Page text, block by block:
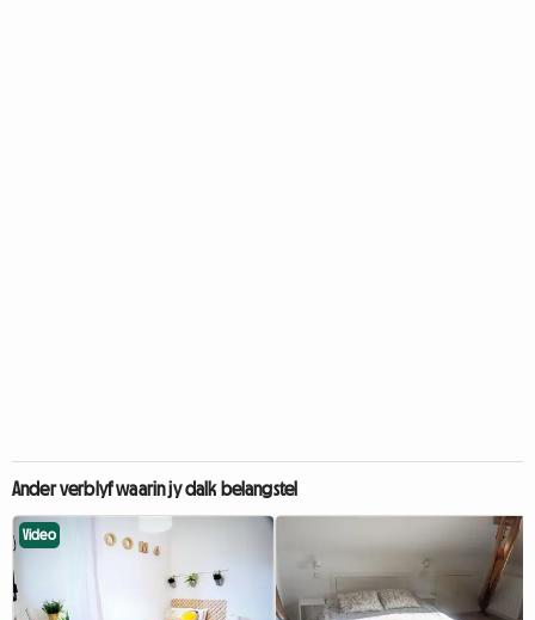
Ander verblyf waarin jy dalk belangstel
Video